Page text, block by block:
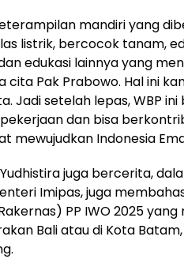
mandiri yang
listrik, bercocok tanam,
edukasi lainnya yang
cita Pak Prabowo. Hal ini
Jadi setelah lepas, WBP
dan bisa
mewujudkan Indonesia
Yudhistira juga bercerita,
Imipas, juga
PP IWO 2025
Bali atau di Kota